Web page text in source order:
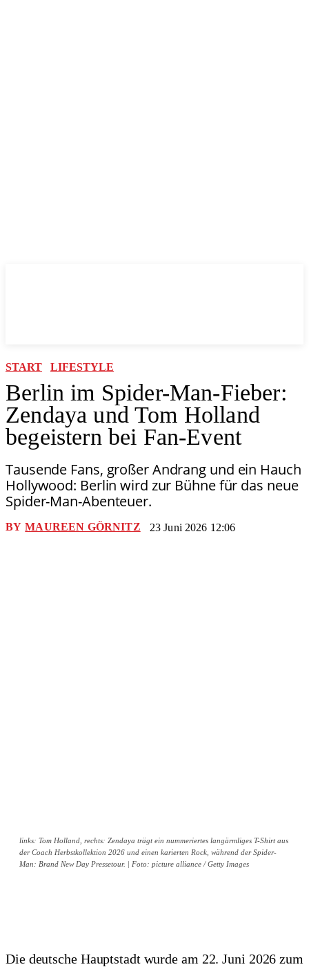
START LIFESTYLE
Berlin im Spider-Man-Fieber:
Zendaya und Tom Holland
begeistern bei Fan-Event
Tausende Fans, großer Andrang und ein Hauch
Hollywood: Berlin wird zur Bühne für das neue
Spider-Man-Abenteuer.
BY MAUREEN GÖRNITZ 23 Juni 2026 12:06
links: Tom Holland, rechts: Zendaya trägt ein nummeriertes langärmliges T-Shirt aus
der Coach Herbstkollektion 2026 und einen karierten Rock, während der Spider-
Man: Brand New Day Pressetour. | Foto: picture alliance / Getty Images
Die deutsche Hauptstadt wurde am 22. Juni 2026 zum